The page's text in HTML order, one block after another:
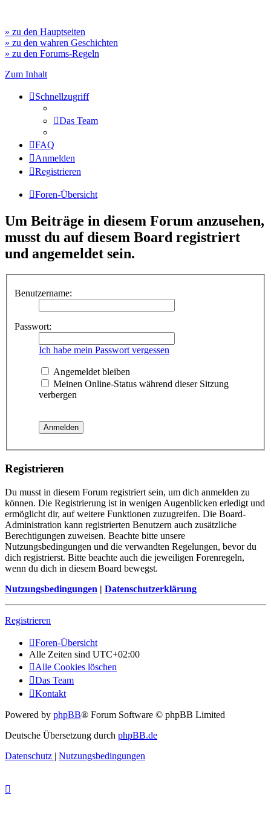
» zu den Hauptseiten
» zu den wahren Geschichten
» zu den Forums-Regeln
Zum Inhalt
Schnellzugriff
Das Team
FAQ
Anmelden
Registrieren
Foren-Übersicht
Um Beiträge in diesem Forum anzusehen,
musst du auf diesem Board registriert
und angemeldet sein.
Benutzername:
Passwort:
Ich habe mein Passwort vergessen
Angemeldet bleiben
Meinen Online-Status während dieser Sitzung
verbergen
Registrieren
Du musst in diesem Forum registriert sein, um dich anmelden zu
können. Die Registrierung ist in wenigen Augenblicken erledigt und
ermöglicht dir, auf weitere Funktionen zuzugreifen. Die Board-
Administration kann registrierten Benutzern auch zusätzliche
Berechtigungen zuweisen. Beachte bitte unsere
Nutzungsbedingungen und die verwandten Regelungen, bevor du
dich registrierst. Bitte beachte auch die jeweiligen Forenregeln,
wenn du dich in diesem Board bewegst.
Nutzungsbedingungen | Datenschutzerklärung
Registrieren
Foren-Übersicht
Alle Zeiten sind UTC+02:00
Alle Cookies löschen
Das Team
Kontakt
Powered by phpBB® Forum Software © phpBB Limited
Deutsche Übersetzung durch phpBB.de
Datenschutz | Nutzungsbedingungen